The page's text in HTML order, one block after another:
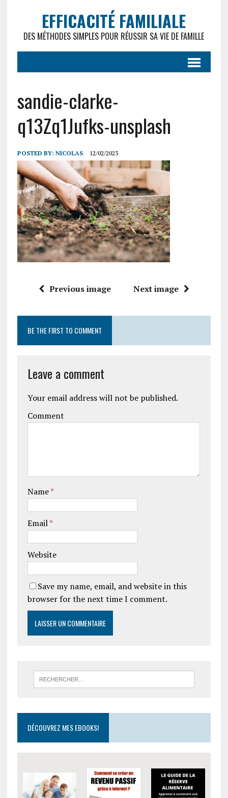
EFFICACITÉ FAMILIALE
DES MÉTHODES SIMPLES POUR RÉUSSIR SA VIE DE FAMILLE
sandie-clarke-
q13Zq1Jufks-unsplash
POSTED BY: NICOLAS 12/02/2023
Previous image Next image
BE THE FIRST TO COMMENT
Leave a comment
Your email address will not be published.
Comment
Name*
Email*
Website
Save my name, email, and website in this
browser for the next time I comment.
DÉCOUVREZ MES EBOOKS!